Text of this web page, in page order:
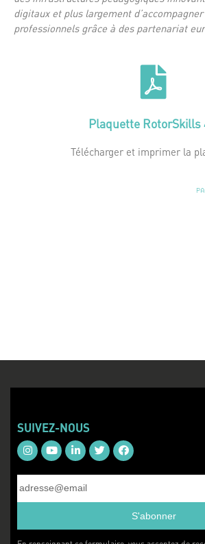
digitaux et plus largement
professionnels grâce à des partenariat
Plaquette RotorSkills
Télécharger et imprimer la
SUIVEZ-NOUS
S'abonner